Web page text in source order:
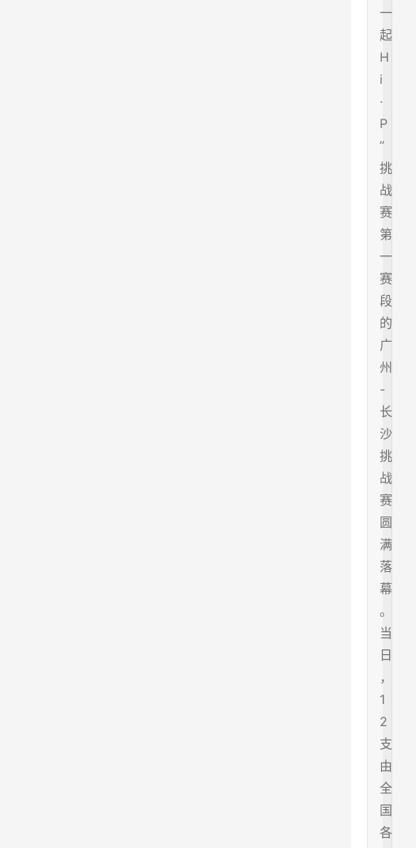
一
起
H
i
·
P
”
挑
战
赛
第
一
赛
段
的
广
州
-
长
沙
挑
战
赛
圆
满
落
幕
。
当
日
，
1
2
支
由
全
国
各